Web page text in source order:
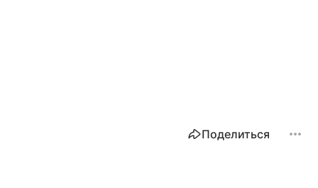
Поделиться